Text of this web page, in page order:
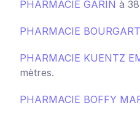
PHARMACIE GARIN à
PHARMACIE BOURGART
PHARMACIE KUENTZ
mètres.
PHARMACIE BOFFY